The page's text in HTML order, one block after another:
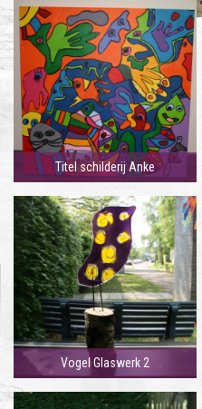
Titel schilderij Anke
Vogel Glaswerk 2